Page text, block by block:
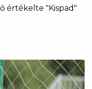
értékelte "Kispad"